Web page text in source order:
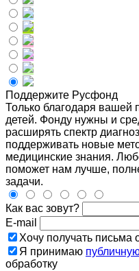
Поддержите Русфонд
Только благодаря
детей. Фонду нужны и
расширять спектр
поддерживать новые
медицинские знания.
поможет нам лучше,
задачи.
Как вас зовут?
E-mail
Хочу получать письма
Я принимаю
обработку